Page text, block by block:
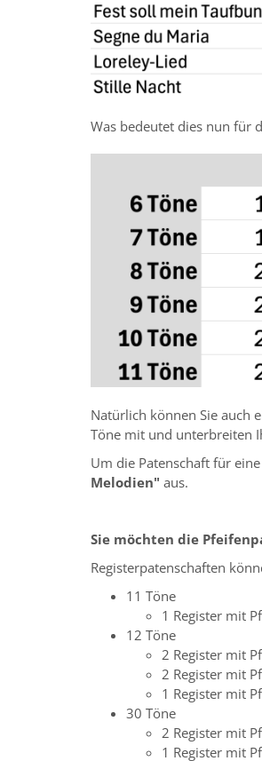
Was bedeutet dies nun für
Natürlich können Sie auch
Töne mit und unterbreiten
Um die Patenschaft für
Melodien" aus.
Sie möchten die
Registerpatenschaften
11 Töne
1 Register mit
12 Töne
2 Register mit
2 Register mit
1 Register mit
30 Töne
2 Register mit
1 Register mit